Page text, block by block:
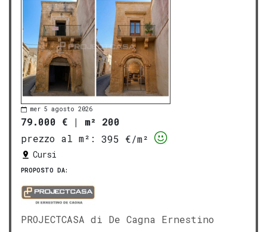
mer 5 agosto 2026
79.000 € | m² 200
prezzo al m²:
395 €/m²
Cursi
PROPOSTO DA:
PROJECTCASA di De Cagna Ernestino